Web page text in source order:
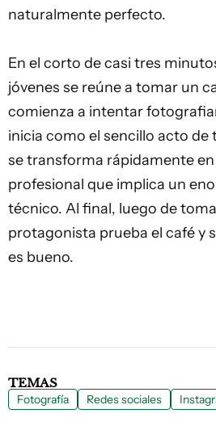
naturalmente perfecto.
En el corto de casi tres
jóvenes se reúne a tomar un
comienza a intentar
inicia como el sencillo acto
se transforma rápidamente
profesional que implica un
técnico. Al final, luego de
protagonista prueba el café y
es bueno.
TEMAS
Fotografía Redes sociales